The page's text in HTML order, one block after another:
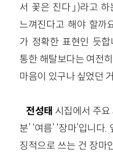
서 꽃은 진다」)라고
느껴진다고 해야 할까
가 정확한 표현인 듯
통한 해탈보다는 여전
마음이 있구나 싶었던
전성태 시집에서 주요
분’ ‘여름’ ‘장마’입니
징적으로 쓰는 건 장마